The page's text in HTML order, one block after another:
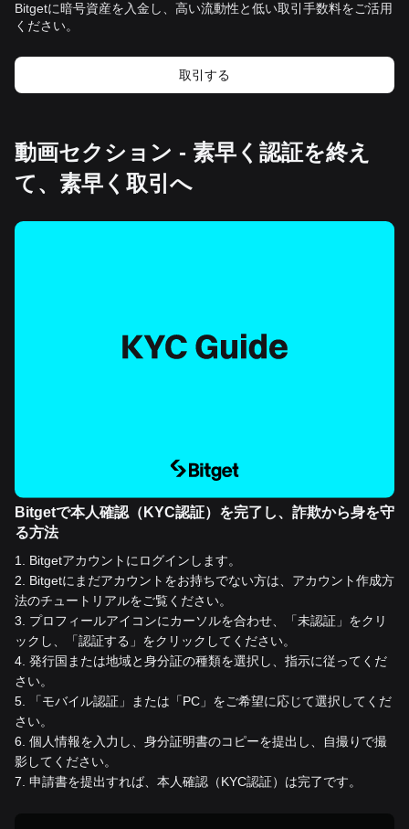
Bitgetに暗号資産を入金し、高い流動性と低い取引手数料をご活用
ください。
取引する
動画セクション - 素早く認証を終え
て、素早く取引へ
Bitgetで本人確認（KYC認証）を完了し、詐欺から身を守
る方法
1
Bitgetアカウントにログインします。
2
Bitgetにまだアカウントをお持ちでない方は、アカウント作成方
法のチュートリアルをご覧ください。
3
プロフィールアイコンにカーソルを合わせ、「未認証」をクリ
ックし、「認証する」をクリックしてください。
4 発行国または地域と身分証の種類を選択し、指示に従ってくだ
さい。
5
「モバイル認証」または「PC」をご希望に応じて選択してくだ
さい。
6 個人情報を入力し、身分証明書のコピーを提出し、自撮りで撮
影してください。
7 申請書を提出すれば、本人確認（KYC認証）は完了です。